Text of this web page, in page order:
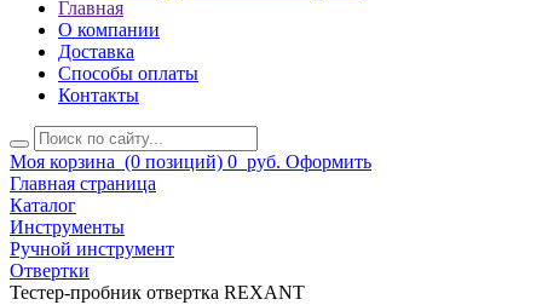
Главная
О компании
Доставка
Способы оплаты
Контакты
Моя корзина (0 позиций) 0 руб. Оформить
Главная страница
Каталог
Инструменты
Ручной инструмент
Отвертки
Тестер-пробник отвертка REXANT